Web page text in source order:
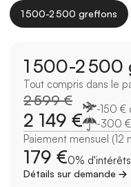
1 500-2 500 greffons
1 500-2
Tout compris dans le
2 599 €
2 149 €
-150 €
-300 €
Paiement mensuel (12
179 €0% d'intérêts
Détails sur demande